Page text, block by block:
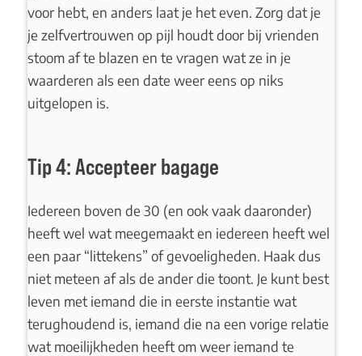
voor hebt, en anders laat je het even. Zorg dat je
je zelfvertrouwen op pijl houdtdoor bij vrienden
stoom af te blazen en te vragen wat ze in je
waarderen als een date weer eens op niks
uitgelopen is.
Tip 4: Accepteer bagage
Iedereen boven de 30 (en ook vaak daaronder)
heeft wel wat meegemaakt en iedereen heeft wel
een paar “littekens” of gevoeligheden. Haak dus
niet meteen af als de ander die toont. Je kunt best
leven met iemand die in eerste instantie wat
terughoudend is, iemand die na een vorige relatie
wat moeilijkheden heeft om weer iemand te